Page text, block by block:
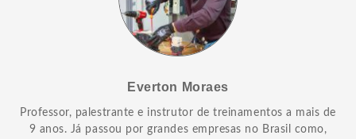
Everton Moraes
Professor, palestrante e instrutor de treinamentos a mais de
9 anos. Já passou por grandes empresas no Brasil como,